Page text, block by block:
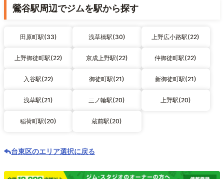
鶯谷駅周辺でジムを駅から探す
田原町駅(33) 浅草橋駅(30) 上野広小路駅(22)
上野御徒町駅(22) 京成上野駅(22) 仲御徒町駅(22)
入谷駅(22) 御徒町駅(21) 新御徒町駅(21)
浅草駅(21) 三ノ輪駅(20) 上野駅(20)
稲荷町駅(20) 蔵前駅(20)
台東区のエリア選択に戻る